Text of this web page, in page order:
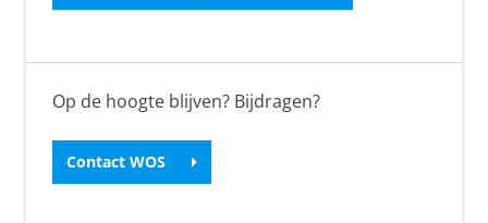
Op de hoogte blijven? Bijdragen?
Contact WOS